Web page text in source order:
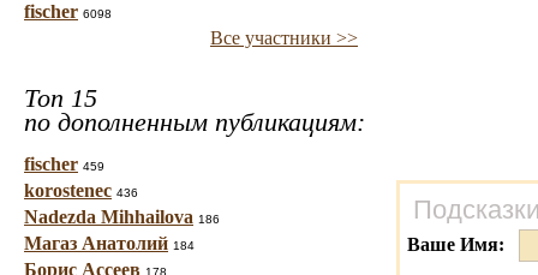
fischer 6098
Все участники >>
Топ 15
по дополненным публикациям:
fischer 459
korostenec 436
Nadezda Mihhailova 186
Магаз Анатолий 184
Борис Ассеев 178
Ваше Имя: